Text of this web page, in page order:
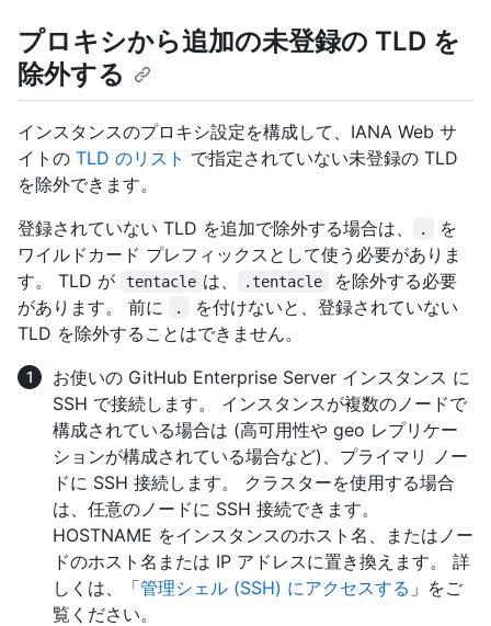
プロキシから追加の未登録の TLD を
除外する
インスタンスのプロキシ設定を構成して、IANA Web サ
イトの TLD のリスト で指定されていない未登録の TLD
を除外できます。
登録されていない TLD を追加で除外する場合は、
.
を
ワイルドカード プレフィックスとして使う必要がありま
す。 TLD が
tentacle は、 .tentacle
を除外する必要
があります。 前に
.
を付けないと、登録されていない
TLD を除外することはできません。
お使いの GitHub Enterprise Server インスタンス に
SSH で接続します。 インスタンスが複数のノードで
構成されている場合は (高可用性や geo レプリケー
ションが構成されている場合など)、プライマリ ノー
ドに SSH 接続します。 クラスターを使用する場合
は、任意のノードに SSH 接続できます。
HOSTNAME をインスタンスのホスト名、またはノー
ドのホスト名または IP アドレスに置き換えます。 詳
しくは、「管理シェル (SSH) にアクセスする 」をご
覧ください。